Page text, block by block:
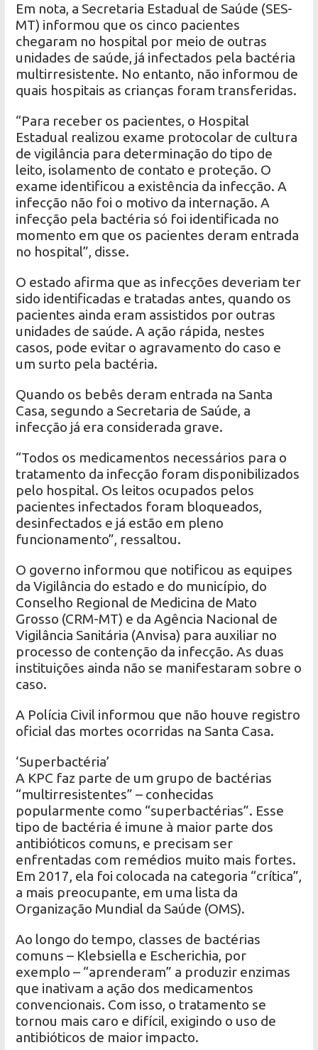
Em nota, a Secretaria Estadual de Saúde (SES-
MT) informou que os cinco pacientes
chegaram no hospital por meio de outras
unidades de saúde, já infectados pela bactéria
multirresistente. No entanto, não informou de
quais hospitais as crianças foram transferidas.
“Para receber os pacientes, o Hospital
Estadual realizou exame protocolar de cultura
de vigilância para determinação do tipo de
leito, isolamento de contato e proteção. O
exame identificou a existência da infecção. A
infecção não foi o motivo da internação. A
infecção pela bactéria só foi identificada no
momento em que os pacientes deram entrada
no hospital”, disse.
O estado afirma que as infecções deveriam ter
sido identificadas e tratadas antes, quando os
pacientes ainda eram assistidos por outras
unidades de saúde. A ação rápida, nestes
casos, pode evitar o agravamento do caso e
um surto pela bactéria.
Quando os bebês deram entrada na Santa
Casa, segundo a Secretaria de Saúde, a
infecção já era considerada grave.
“Todos os medicamentos necessários para o
tratamento da infecção foram disponibilizados
pelo hospital. Os leitos ocupados pelos
pacientes infectados foram bloqueados,
desinfectados e já estão em pleno
funcionamento”, ressaltou.
O governo informou que notificou as equipes
da Vigilância do estado e do município, do
Conselho Regional de Medicina de Mato
Grosso (CRM-MT) e da Agência Nacional de
Vigilância Sanitária (Anvisa) para auxiliar no
processo de contenção da infecção. As duas
instituições ainda não se manifestaram sobre o
caso.
A Polícia Civil informou que não houve registro
oficial das mortes ocorridas na Santa Casa.
‘Superbactéria’
A KPC faz parte de um grupo de bactérias
“multirresistentes” – conhecidas
popularmente como “superbactérias”. Esse
tipo de bactéria é imune à maior parte dos
antibióticos comuns, e precisam ser
enfrentadas com remédios muito mais fortes.
Em 2017, ela foi colocada na categoria “crítica”,
a mais preocupante, em uma lista da
Organização Mundial da Saúde (OMS).
Ao longo do tempo, classes de bactérias
comuns – Klebsiella e Escherichia, por
exemplo – “aprenderam” a produzir enzimas
que inativam a ação dos medicamentos
convencionais. Com isso, o tratamento se
tornou mais caro e difícil, exigindo o uso de
antibióticos de maior impacto.